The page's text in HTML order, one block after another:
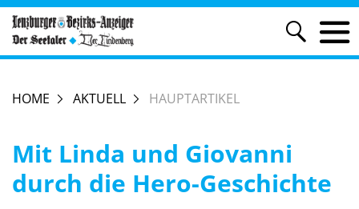
HOME AKTUELL HAUPTARTIKEL
Mit Linda und Giovanni
durch die Hero-Geschichte